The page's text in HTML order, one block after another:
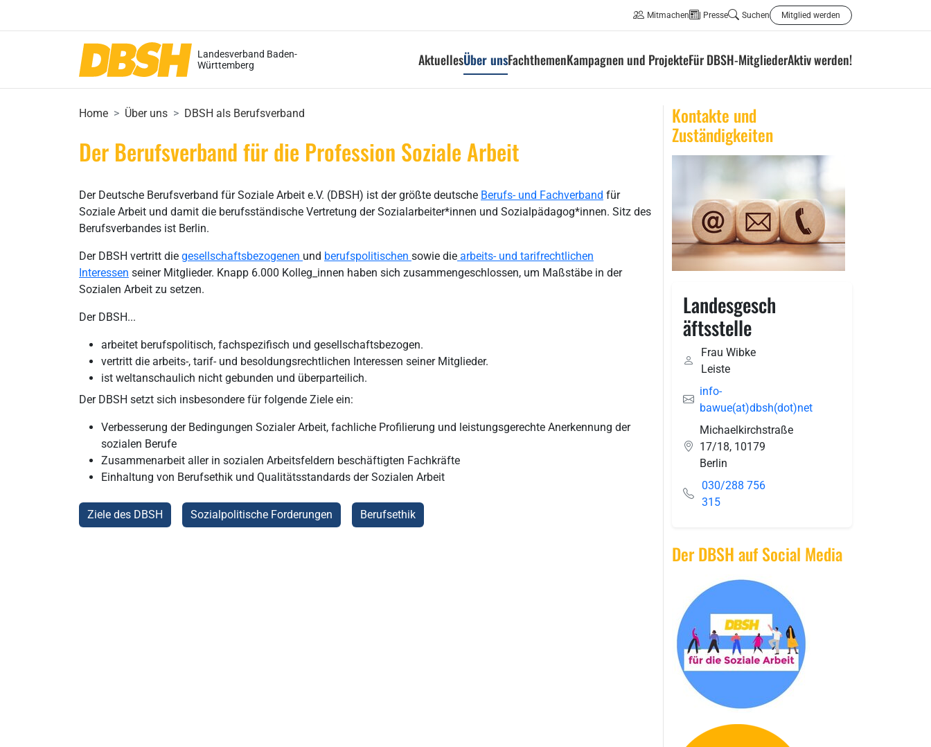
Mitmachen Presse Suchen Mitglied werden
Landesverband Baden-
Württemberg
AktuellesÜber unsFachthemenKampagnen und ProjekteFür DBSH-MitgliederAktiv werden!
Home Über uns DBSH als Berufsverband
Der Berufsverband für die Profession Soziale Arbeit
Der Deutsche Berufsverband für Soziale Arbeit e.V. (DBSH) ist der größte deutsche Berufs- und Fachverband für
Soziale Arbeit und damit die berufsständische Vertretung der Sozialarbeiter*innen und Sozialpädagog*innen. Sitz des
Berufsverbandes ist Berlin.
Der DBSH vertritt die gesellschaftsbezogenen und berufspolitischen sowie die arbeits- und tarifrechtlichen
Interessen seiner Mitglieder. Knapp 6.000 Kolleg_innen haben sich zusammengeschlossen, um Maßstäbe in der
Sozialen Arbeit zu setzen.
Der DBSH...
arbeitet berufspolitisch, fachspezifisch und gesellschaftsbezogen.
vertritt die arbeits-, tarif- und besoldungsrechtlichen Interessen seiner Mitglieder.
ist weltanschaulich nicht gebunden und überparteilich.
Der DBSH setzt sich insbesondere für folgende Ziele ein:
Verbesserung der Bedingungen Sozialer Arbeit, fachliche Profilierung und leistungsgerechte Anerkennung der
sozialen Berufe
Zusammenarbeit aller in sozialen Arbeitsfeldern beschäftigten Fachkräfte
Einhaltung von Berufsethik und Qualitätsstandards der Sozialen Arbeit
Ziele des DBSH Sozialpolitische Forderungen Berufsethik
Kontakte und
Zuständigkeiten
Landesgesch
äftsstelle
Frau Wibke
Leiste
info-
bawue(at)dbsh(dot)net
Michaelkirchstraße
17/18, 10179
Berlin
030/288 756
315
Der DBSH auf Social Media